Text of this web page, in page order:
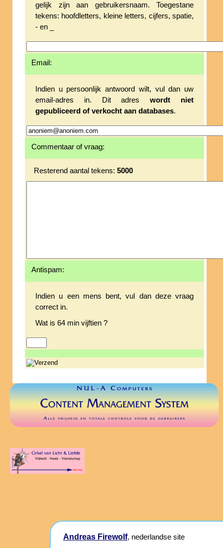
gelijk zijn aan gebruikersnaam. Toegestane
tekens: hoofdletters, kleine letters, cijfers, spatie,
- en _
Email:
Indien u persoonlijk antwoord wilt, vul dan uw
email-adres in. Dit adreswordt niet
gepubliceerd of verkocht aan databases.
Commentaar of vraag:
Resterend aantal tekens: 5000
Antispam:
Indien u een mens bent, vul dan deze vraag
correct in.
Wat is 64 min vijftien ?
Andreas Firewolf, nederlandse site